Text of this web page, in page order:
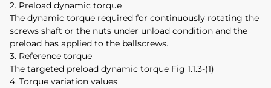
2. Preload dynamic torque
The dynamic torque required for continuously rotating the
screws shaft or the nuts under unload condition and the
preload has applied to the ballscrews.
3. Reference torque
The targeted preload dynamic torque Fig 1.1.3-(1)
4. Torque variation values